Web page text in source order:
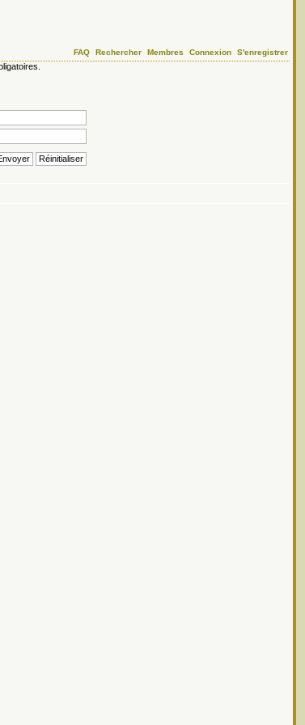
FAQ Rechercher Membres Connexion S'enregistrer